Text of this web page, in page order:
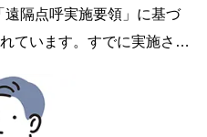
隔点呼実施要領」に基づ
ています。すでに実施され
できるようになった「遠隔
あるのでしょうか？対面点
は同義に見えることから、